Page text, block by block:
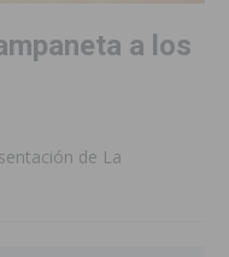
a los
de La